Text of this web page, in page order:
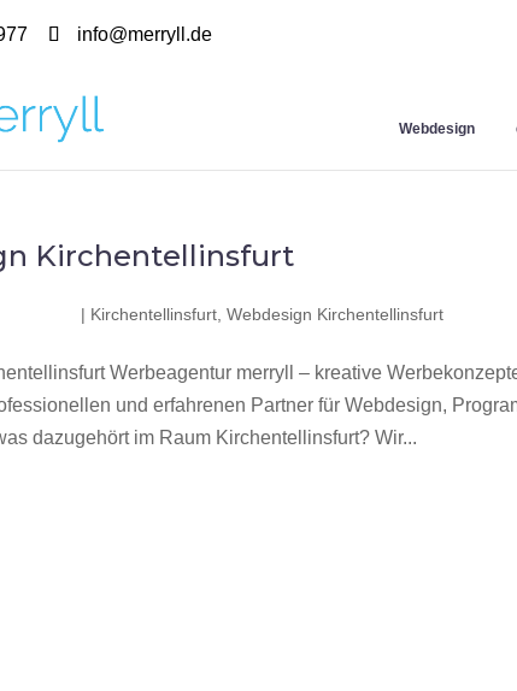
info@merryll.de
Webdesign
Kirchentellinsfurt
| Kirchentellinsfurt ,Webdesign Kirchentellinsfurt
Werbeagentur merryll – kreative
und erfahrenen Partner für Webdesign,
dazugehört im Raum Kirchentellinsfurt? Wir...